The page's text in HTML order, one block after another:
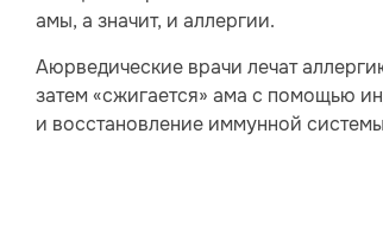
амы, а значит, и аллергии.
Аюрведические врачи лечат
затем «сжигается» ама с помощью
и восстановление иммунной